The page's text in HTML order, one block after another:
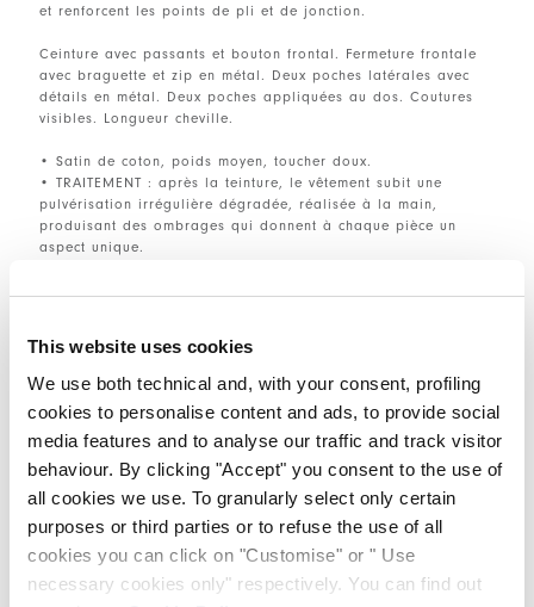
This website uses cookies
We use both technical and, with your consent, profiling
cookies to personalise content and ads, to provide social
media features and to analyse our traffic and track visitor
behaviour. By clicking "Accept" you consent to the use of
all cookies we use. To granularly select only certain
purposes or third parties or to refuse the use of all
cookies you can click on "Customise" or " Use
necessary cookies only" respectively. You can find out
et renforcent les points de pli et de jonction.
Ceinture avec passants et bouton frontal. Fermeture frontale
avec braguette et zip en métal. Deux poches latérales avec
détails en métal. Deux poches appliquées au dos. Coutures
visibles. Longueur cheville.
• Satin de coton, poids moyen, toucher doux.
• TRAITEMENT : après la teinture, le vêtement subit une
pulvérisation irrégulière dégradée, réalisée à la main,
produisant des ombrages qui donnent à chaque pièce un
aspect unique.
DÉTAILS PRODUIT
Contactez-nous | Expédition | Partager
COMPLETE THE LOOK